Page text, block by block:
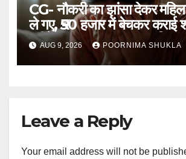
CG- नौकरी का झांसा देकर
ले गए, ₹50 हजार में बेचकर कराई
महीने बाद खुला पूरा राज, 3
AUG 9, 2026 POORNIMA SHUKLA
Leave a Reply
Your email address will not be